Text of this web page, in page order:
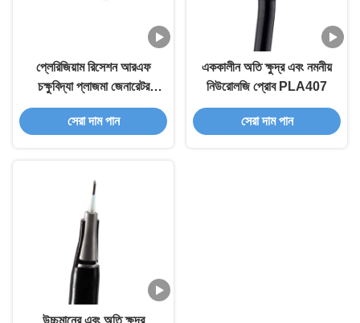
প্লেরিজিয়াম রিসেশন আরএফ
চক্ষুবিদ্যা প্লাজমা জেনারেটর
বাইপোলার স্ট্রাকচার ডিজাইন
সেরা দাম পান
এককালীন অতি ক্ষুদ্র এবং নমনীয়
নিউরোলজি প্রোব PLA407
সেরা দাম পান